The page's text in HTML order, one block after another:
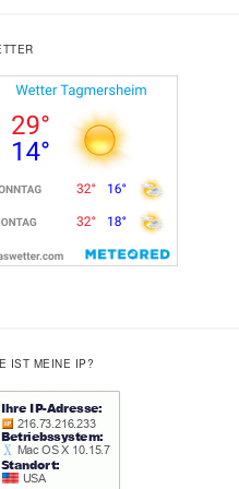
IST MEINE IP?